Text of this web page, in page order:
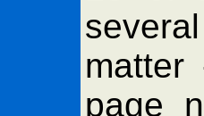
page